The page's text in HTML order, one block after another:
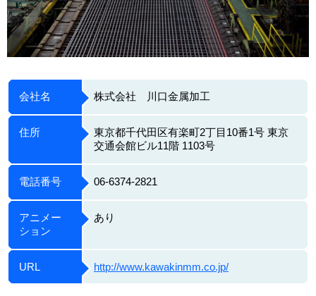
会社名 株式会社 川口金属加工
住所
東京都千代田区有楽町2丁目10番1号 東京
交通会館ビル11階 1103号
電話番号 06-6374-2821
アニメー
ション
あり
URL http://www.kawakinmm.co.jp/